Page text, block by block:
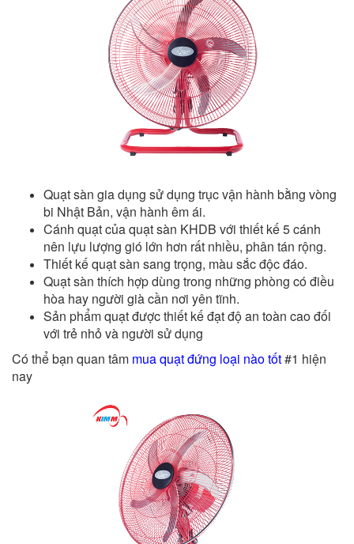
Quạt sàn gia dụng sử dụng trục vận hành bằng vòng
bi Nhật Bản, vận hành êm ái.
Cánh quạt của quạt sàn KHDB với thiết kế 5 cánh
nên lựu lượng gió lớn hơn rất nhiều, phân tán rộng.
Thiết kế quạt sàn sang trọng, màu sắc độc đáo.
Quạt sàn thích hợp dùng trong những phòng có điều
hòa hay người già cần nơi yên tĩnh.
Sản phẩm quạt được thiết kế đạt độ an toàn cao đối
với trẻ nhỏ và người sử dụng
Có thể bạn quan tâm mua quạt đứng loại nào tốt#1 hiện
nay